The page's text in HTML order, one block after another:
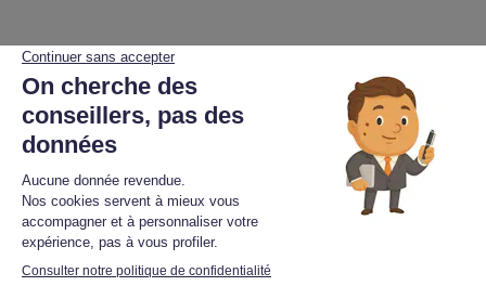
Nos conseillers immobiliers partagent
leur expérience